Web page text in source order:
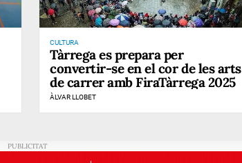
CULTURA
Tàrrega es prepara per
convertir-se en el cor de les arts
de carrer amb FiraTàrrega 2025
ÀLVAR LLOBET